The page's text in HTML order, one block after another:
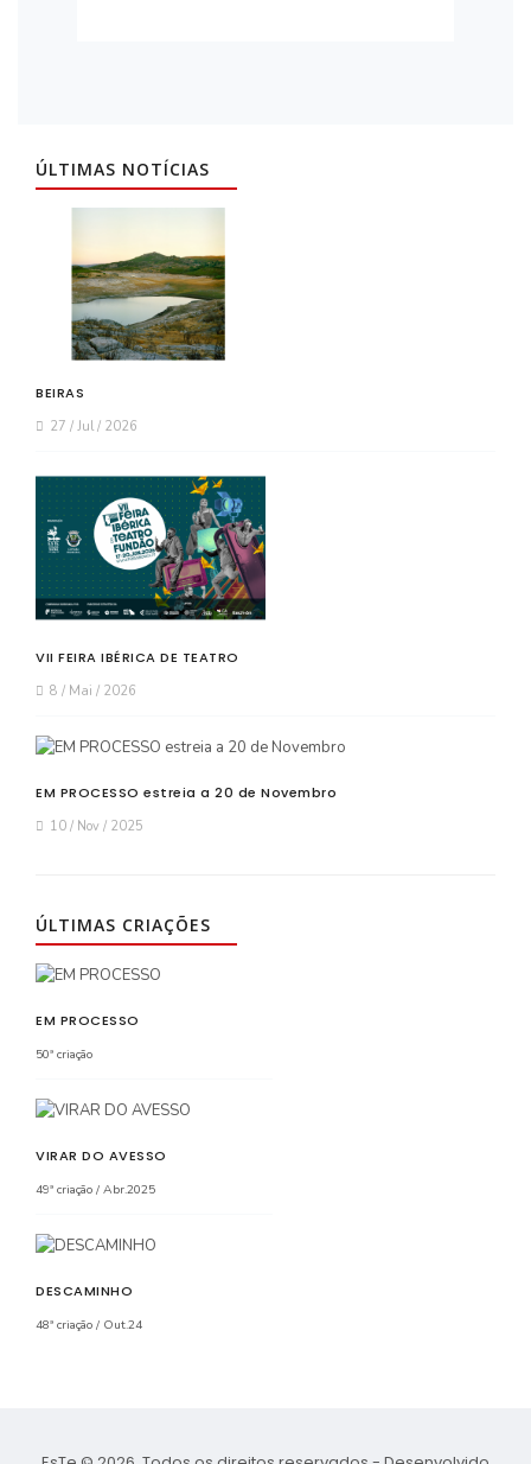
ÚLTIMAS NOTÍCIAS
BEIRAS
27 / Jul / 2026
VII FEIRA IBÉRICA DE TEATRO
8 / Mai / 2026
EM PROCESSO estreia a 20 de Novembro
10 / Nov / 2025
ÚLTIMAS CRIAÇÕES
EM PROCESSO
50ª criação
VIRAR DO AVESSO
49ª criação / Abr.2025
DESCAMINHO
48ª criação / Out.24